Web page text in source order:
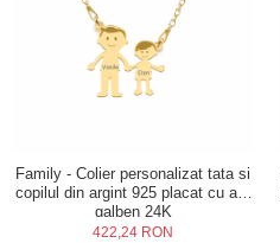
Family - Colier personalizat tata si
copilul din argint 925 placat cu aur
galben 24K
422,24 RON